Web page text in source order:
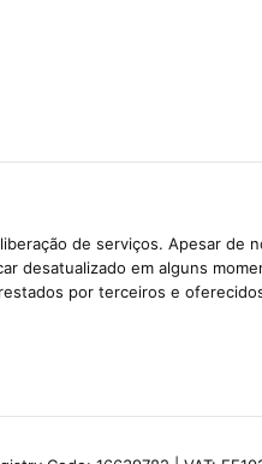
de serviços. Apesar de
desatualizado em alguns
por terceiros e